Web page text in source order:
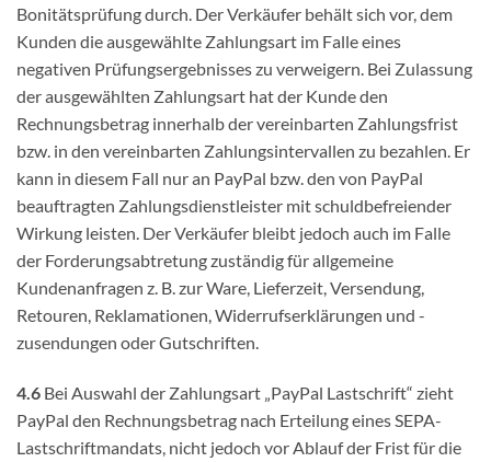
Bonitätsprüfung durch. Der Verkäufer behält sich vor, dem
Kunden die ausgewählte Zahlungsart im Falle eines
negativen Prüfungsergebnisses zu verweigern. Bei Zulassung
der ausgewählten Zahlungsart hat der Kunde den
Rechnungsbetrag innerhalb der vereinbarten Zahlungsfrist
bzw. in den vereinbarten Zahlungsintervallen zu bezahlen. Er
kann in diesem Fall nur an PayPal bzw. den von PayPal
beauftragten Zahlungsdienstleister mit schuldbefreiender
Wirkung leisten. Der Verkäufer bleibt jedoch auch im Falle
der Forderungsabtretung zuständig für allgemeine
Kundenanfragen z. B. zur Ware, Lieferzeit, Versendung,
Retouren, Reklamationen, Widerrufserklärungen und -
zusendungen oder Gutschriften.
4.6 Bei Auswahl der Zahlungsart „PayPal Lastschrift“ zieht
PayPal den Rechnungsbetrag nach Erteilung eines SEPA-
Lastschriftmandats, nicht jedoch vor Ablauf der Frist für die